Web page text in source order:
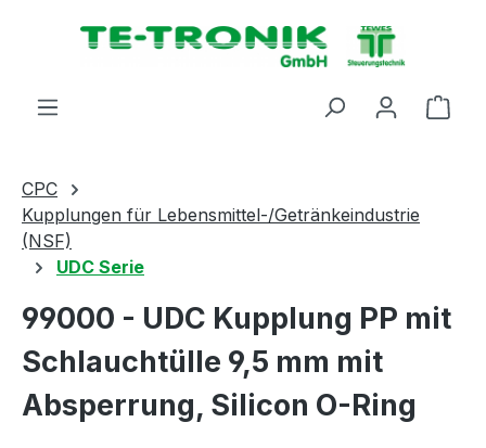
springen
CPC
Kupplungen für Lebensmittel-/Getränkeindustrie
(NSF)
UDC Serie
99000 - UDC Kupplung PP mit
Schlauchtülle 9,5 mm mit
Absperrung, Silicon O-Ring